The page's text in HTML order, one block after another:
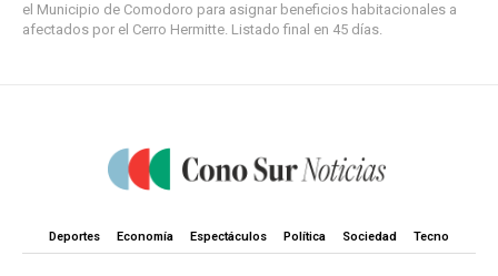
el Municipio de Comodoro para asignar beneficios habitacionales a
afectados por el Cerro Hermitte. Listado final en 45 días.
Deportes Economía Espectáculos Política Sociedad Tecno